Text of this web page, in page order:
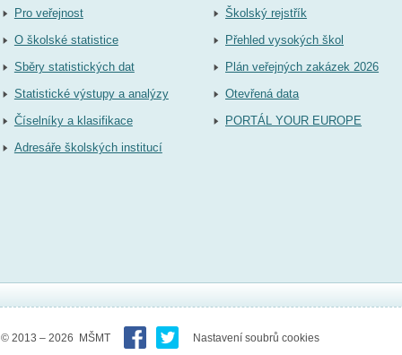
Pro veřejnost
O školské statistice
Sběry statistických dat
Statistické výstupy a analýzy
Číselníky a klasifikace
Adresáře školských institucí
Školský rejstřík
Přehled vysokých škol
Plán veřejných zakázek 2026
Otevřená data
PORTÁL YOUR EUROPE
© 2013 – 2026 MŠMT Nastavení soubrů cookies